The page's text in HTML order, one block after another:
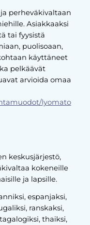
perheväkivaltaan
Asiakkaaksi
tai fyysistä
puolisoaan,
käyttäneet
pelkäävät
arvioida omaa
lyomato
keskusjärjestö,
kokeneille
ja lapsille.
espanjaksi,
ranskaksi,
thaiksi,